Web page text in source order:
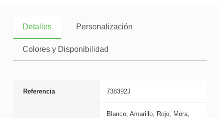
Detalles Personalización
Colores y Disponibilidad
Referencia 738392J
Blanco, Amarillo, Rojo, Mora,